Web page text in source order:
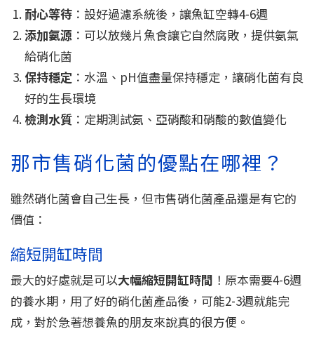
耐心等待 ：設好過濾系統後，讓魚缸空轉4-6週
添加氨源 ：可以放幾片魚食讓它自然腐敗，提供氨氣
給硝化菌
保持穩定 ：水溫、pH值盡量保持穩定，讓硝化菌有良
好的生長環境
檢測水質 ：定期測試氨、亞硝酸和硝酸的數值變化
那市售硝化菌的優點在哪裡？
雖然硝化菌會自己生長，但市售硝化菌產品還是有它的
價值：
縮短開缸時間
最大的好處就是可以大幅縮短開缸時間 ！原本需要4-6週
的養水期，用了好的硝化菌產品後，可能2-3週就能完
成，對於急著想養魚的朋友來說真的很方便。